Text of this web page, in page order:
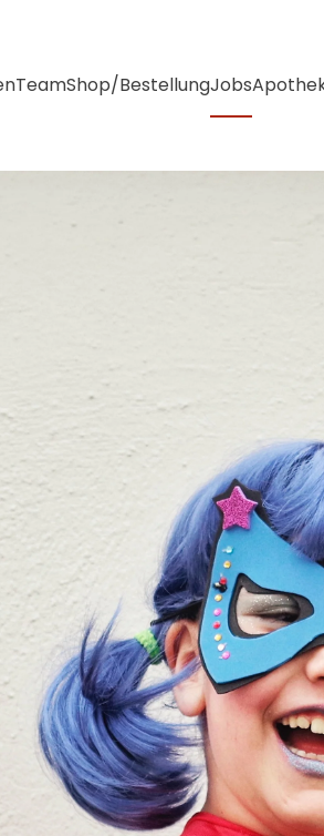
TeamShop/BestellungJobs